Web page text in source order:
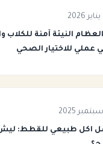
النيئة آمنة للكلاب
عملي للاختيار الصحي
اكل طبيعي للقطط: ليش